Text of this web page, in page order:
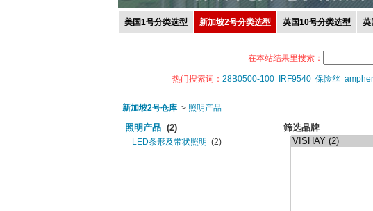
美国1号分类选型 新加坡2号分类选型 英国10号分类选型 英
在本站结果里搜索：
热门搜索词： 28B0500-100 IRF9540 保险丝
新加坡2号仓库 > 照明产品
照明产品 (2)
LED条形及带状照明 (2)
筛选品牌